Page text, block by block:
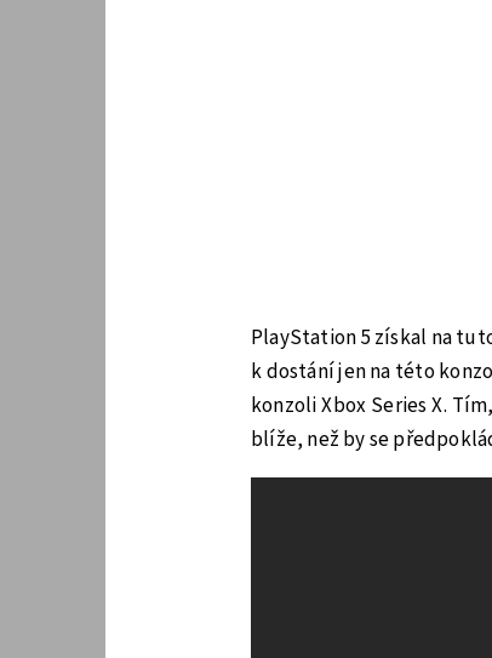
PlayStation 5 získal na
k dostání jen na této
konzoli Xbox Series X.
blíže, než by se